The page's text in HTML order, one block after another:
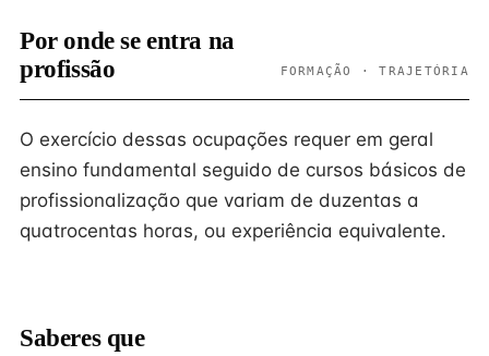
Por onde se entra na
profissão
FORMAÇÃO · TRAJETÓRIA
O exercício dessas ocupações requer em geral
ensino fundamental seguido de cursos básicos de
profissionalização que variam de duzentas a
quatrocentas horas, ou experiência equivalente.
Saberes que